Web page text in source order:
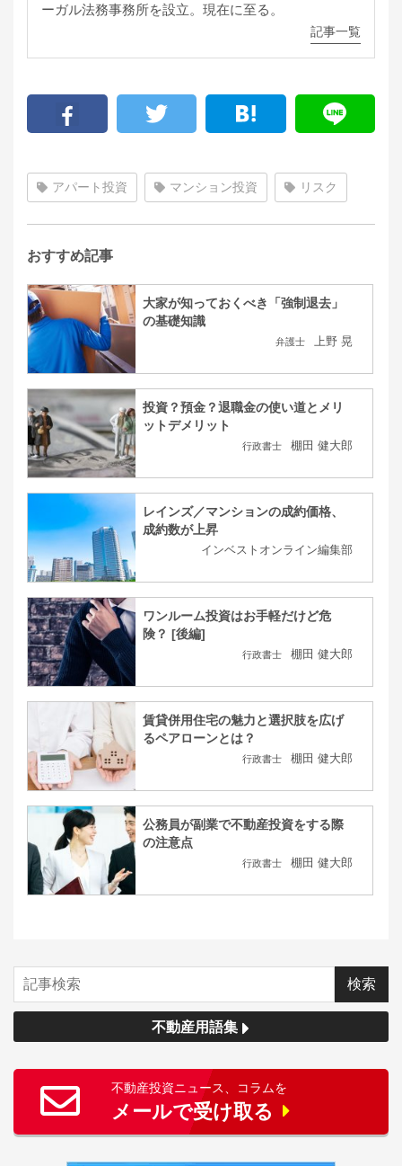
ーガル法務事務所を設立。現在に至る。
記事一覧
アパート投資 マンション投資 リスク
おすすめ記事
大家が知っておくべき「強制退去」
の基礎知識
弁護士 上野 晃
投資？預金？退職金の使い道とメリ
ットデメリット
行政書士 棚田 健大郎
レインズ／マンションの成約価格、
成約数が上昇
インベストオンライン編集部
ワンルーム投資はお手軽だけど危
険？ [後編]
行政書士 棚田 健大郎
賃貸併用住宅の魅力と選択肢を広げ
るペアローンとは？
行政書士 棚田 健大郎
公務員が副業で不動産投資をする際
の注意点
行政書士 棚田 健大郎
不動産用語集
不動産投資ニュース、コラムを
メールで受け取る